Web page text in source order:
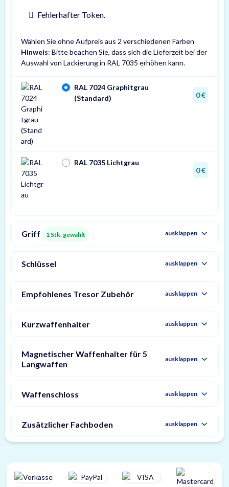
Fehlerhafter Token.
Wählen Sie ohne Aufpreis aus 2 verschiedenen Farben
Hinweis: Bitte beachen Sie, dass sich die Lieferzeit bei der
Auswahl von Lackierung in RAL 7035 erhöhen kann.
RAL 7024 Graphitgrau
(Standard)
0 €
RAL 7035 Lichtgrau
0 €
Griff 1 Stk. gewählt ausklappen
Schlüssel ausklappen
Empfohlenes Tresor Zubehör ausklappen
Kurzwaffenhalter ausklappen
Magnetischer Waffenhalter für 5
Langwaffen
ausklappen
Waffenschloss ausklappen
Zusätzlicher Fachboden ausklappen